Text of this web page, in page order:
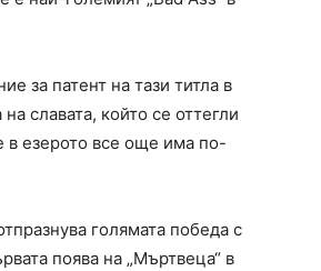
за патент на тази титла в
славата, който се оттегли
в езерото все още има по-
голямата победа с
поява на „Мъртвеца“ в